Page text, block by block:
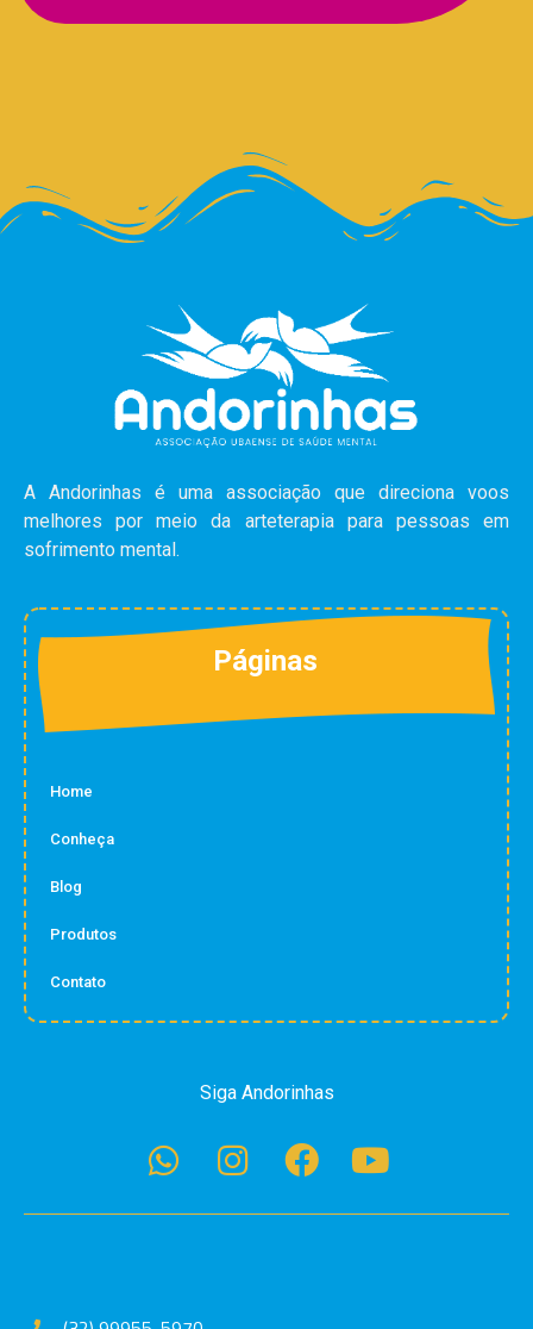
A Andorinhas é uma associação que direciona voos
melhores por meio da arteterapia para pessoas em
sofrimento mental.
Páginas
Home
Conheça
Blog
Produtos
Contato
Siga Andorinhas